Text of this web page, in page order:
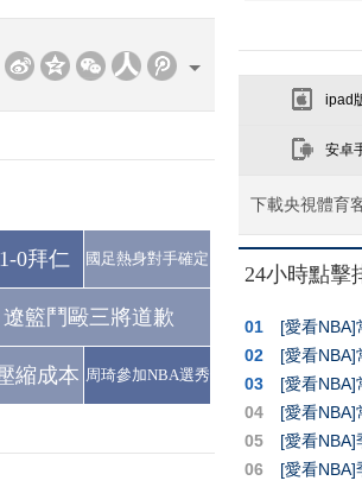
0拜仁 國足熱身對手確定
遼籃鬥毆三將道歉
縮成本 周琦參加NBA選秀
ipad
安卓
下載央視體育
24小時點擊
01
[愛看NBA]
02
[愛看NBA]
03
[愛看NBA]
04
[愛看NBA]
05
[愛看NBA]
06
[愛看NBA]